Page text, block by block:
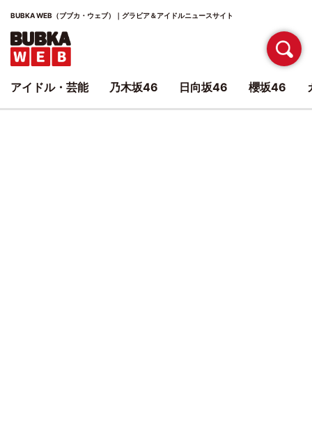
BUBKA WEB（ブブカ・ウェブ）｜グラビア＆アイドルニュースサイト
アイドル・芸能 乃木坂46 日向坂46 櫻坂46